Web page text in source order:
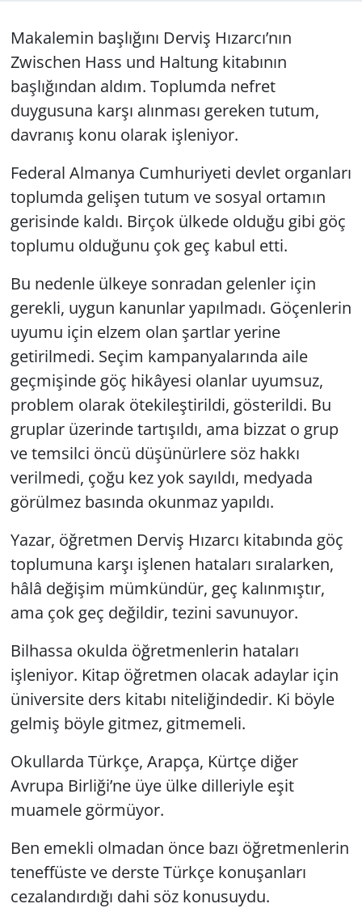
Makalemin başlığını Derviş Hızarcı’nın
Zwischen Hass und Haltung kitabının
başlığından aldım. Toplumda nefret
duygusuna karşı alınması gereken tutum,
davranış konu olarak işleniyor.
Federal Almanya Cumhuriyeti devlet organları
toplumda gelişen tutum ve sosyal ortamın
gerisinde kaldı. Birçok ülkede olduğu gibi göç
toplumu olduğunu çok geç kabul etti.
Bu nedenle ülkeye sonradan gelenler için
gerekli, uygun kanunlar yapılmadı. Göçenlerin
uyumu için elzem olan şartlar yerine
getirilmedi. Seçim kampanyalarında aile
geçmişinde göç hikâyesi olanlar uyumsuz,
problem olarak ötekileştirildi, gösterildi. Bu
gruplar üzerinde tartışıldı, ama bizzat o grup
ve temsilci öncü düşünürlere söz hakkı
verilmedi, çoğu kez yok sayıldı, medyada
görülmez basında okunmaz yapıldı.
Yazar, öğretmen Derviş Hızarcı kitabında göç
toplumuna karşı işlenen hataları sıralarken,
hâlâ değişim mümkündür, geç kalınmıştır,
ama çok geç değildir, tezini savunuyor.
Bilhassa okulda öğretmenlerin hataları
işleniyor. Kitap öğretmen olacak adaylar için
üniversite ders kitabı niteliğindedir. Ki böyle
gelmiş böyle gitmez, gitmemeli.
Okullarda Türkçe, Arapça, Kürtçe diğer
Avrupa Birliği’ne üye ülke dilleriyle eşit
muamele görmüyor.
Ben emekli olmadan önce bazı öğretmenlerin
teneffüste ve derste Türkçe konuşanları
cezalandırdığı dahi söz konusuydu.
GÜNDEM
HABERDE İNSAN
KÜLTÜR SANAT
POLİTİKA
RESMİ İLANLAR
SAĞLIK
SİYASET
SPOR
Yerel